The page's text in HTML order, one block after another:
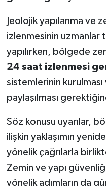
Jeolojik yapılanma ve
izlenmesinin uzmanlar
yapılırken, bölgede
24 saat izlenmesi
sistemlerinin
paylaşılması
Söz konusu uyarılar,
ilişkin yaklaşımın
yönelik çağrılarla
Zemin ve yapı
yönelik adımların da